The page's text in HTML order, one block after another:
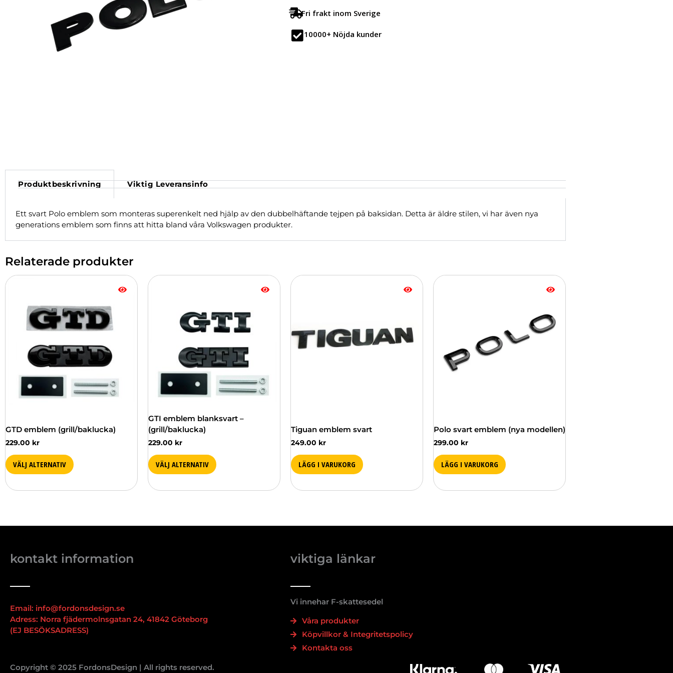
Fri frakt inom Sverige
10000+ Nöjda kunder
Produktbeskrivning Viktig Leveransinfo
Ett svart Polo emblem som monteras superenkelt ned hjälp av den dubbelhäftande tejpen på baksidan. Detta är äldre stilen, vi har även nya
generations emblem som finns att hitta bland våra Volkswagen produkter.
Relaterade produkter
GTD emblem (grill/baklucka)
229.00 kr
VÄLJ ALTERNATIV
Den
alternativen
GTI emblem blanksvart –
(grill/baklucka)
229.00 kr
VÄLJ ALTERNATIV
Den
alternativen
kan
Tiguan emblem svart
249.00 kr
LÄGG I VARUKORG
Polo svart emblem (nya modellen)
299.00 kr
LÄGG I VARUKORG
kontakt information
Email: info@fordonsdesign.se
Adress: Norra fjädermolnsgatan 24, 41842 Göteborg
(EJ BESÖKSADRESS)
viktiga länkar
Vi innehar F-skattesedel
Våra produkter
Köpvillkor & Integritetspolicy
Kontakta oss
Copyright © 2025 FordonsDesign | All rights reserved.